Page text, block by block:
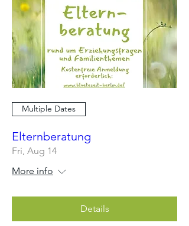
Multiple Dates
Elternberatung
Fri, Aug 14
More info
Details